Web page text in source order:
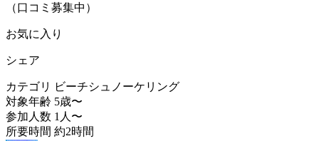
（口コミ募集中）
お気に入り
シェア
カテゴリ
ビーチシュノーケリング
対象年齢 5歳〜
参加人数 1人〜
所要時間 約2時間